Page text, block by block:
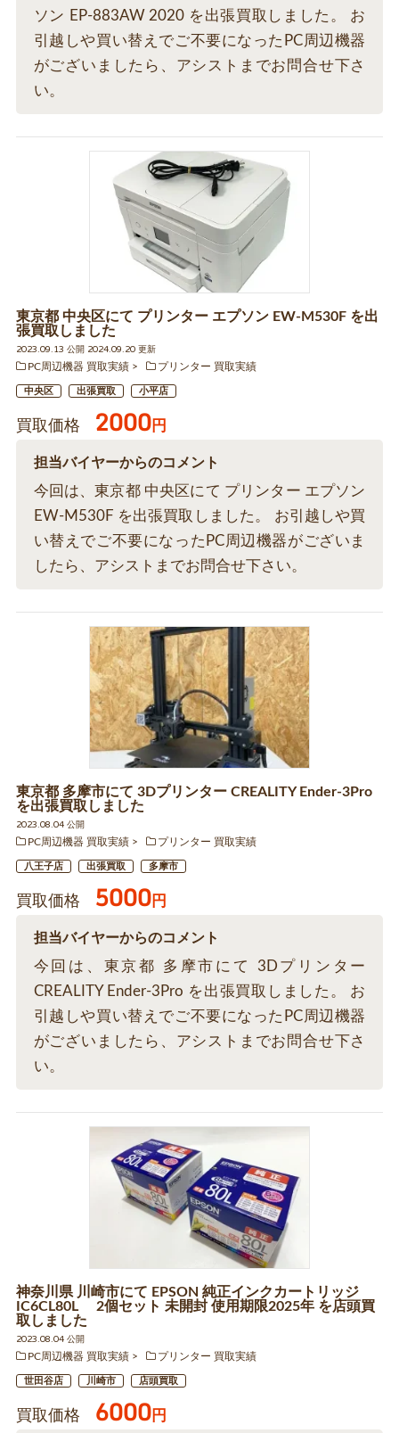
ソン EP-883AW 2020 を出張買取しました。 お
引越しや買い替えでご不要になったPC周辺機器
がございましたら、アシストまでお問合せ下さ
い。
東京都 中央区にて プリンター エプソン EW-M530F を出
張買取しました
2023.09.13 公開 2024.09.20 更新
PC周辺機器 買取実績
プリンター 買取実績
中央区 出張買取 小平店
買取価格 2000円
担当バイヤーからのコメント
今回は、東京都 中央区にて プリンター エプソン
EW-M530F を出張買取しました。 お引越しや買
い替えでご不要になったPC周辺機器がございま
したら、アシストまでお問合せ下さい。
東京都 多摩市にて 3Dプリンター CREALITY Ender-3Pro
を出張買取しました
2023.08.04 公開
PC周辺機器 買取実績
プリンター 買取実績
八王子店 出張買取 多摩市
買取価格 5000円
担当バイヤーからのコメント
今回は、東京都 多摩市にて 3Dプリンター
CREALITY Ender-3Pro を出張買取しました。 お
引越しや買い替えでご不要になったPC周辺機器
がございましたら、アシストまでお問合せ下さ
い。
神奈川県 川崎市にて EPSON 純正インクカートリッジ
IC6CL80L 2個セット 未開封 使用期限2025年 を店頭買
取しました
2023.08.04 公開
PC周辺機器 買取実績
プリンター 買取実績
世田谷店 川崎市 店頭買取
買取価格 6000円